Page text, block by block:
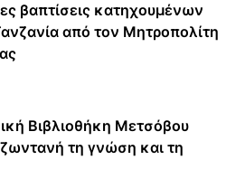
βαπτίσεις κατηχουμένων
από τον Μητροπολίτη
Βιβλιοθήκη Μετσόβου
τη γνώση και τη